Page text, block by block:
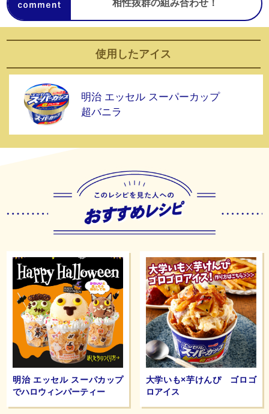
相性抜群の組み合わせ！
使用したアイス
明治 エッセル スーパーカップ
超バニラ
明治 エッセル スーパカップ
でハロウィンパーティー
大学いも×芋けんぴ ゴロゴ
ロアイス